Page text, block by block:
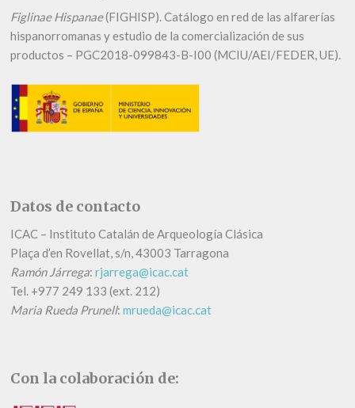
Figlinae Hispanae(FIGHISP). Catálogo en red de las alfarerías
hispanorromanas y estudio de la comercialización de sus
productos – PGC2018-099843-B-I00 (MCIU/AEI/FEDER, UE).
Datos de contacto
ICAC – Instituto Catalán de Arqueología Clásica
Plaça d’en Rovellat, s/n, 43003 Tarragona
Ramón Járrega:rjarrega@icac.cat
Tel. +977 249 133 (ext. 212)
Maria Rueda Prunell:mrueda@icac.cat
Con la colaboración de: